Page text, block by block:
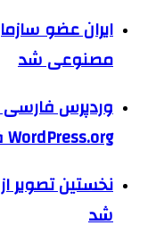
ایران عضو
مصنوعی شد
WordPress.org فارسی
نخستین تصویر
شد